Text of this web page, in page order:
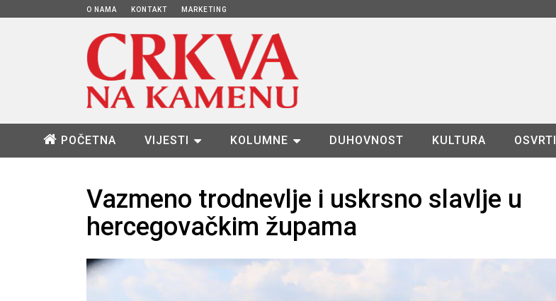
O NAMA KONTAKT MARKETING
POČETNA VIJESTI KOLUMNE DUHOVNOST KULTURA OSVRTI
Vazmeno trodnevlje i uskrsno slavlje u
hercegovačkim župama